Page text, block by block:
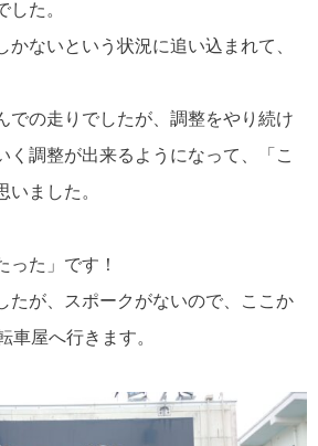
した。
かないという状況に追い込まれて、
での走りでしたが、調整をやり続け
く調整が出来るようになって、「こ
いました。
った」です！
たが、スポークがないので、ここか
車屋へ行きます。